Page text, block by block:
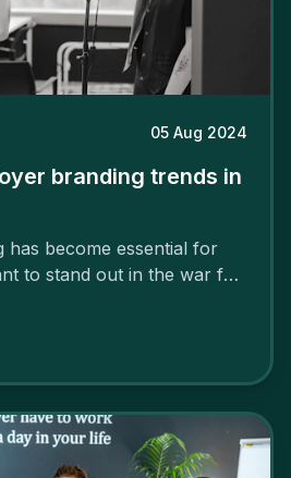
05 Aug 2024
branding trends in
has become essential for
to stand out in the war for